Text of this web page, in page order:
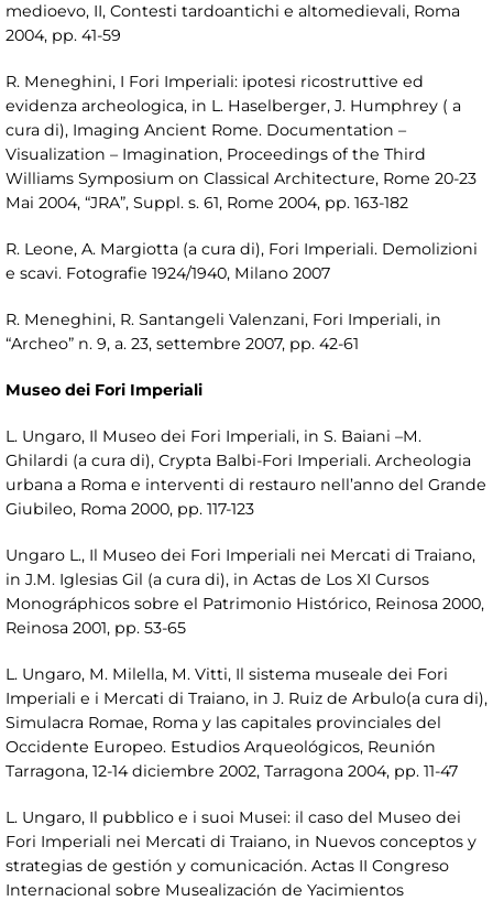
medioevo, II, Contesti tardoantichi e altomedievali, Roma
2004, pp. 41-59
R. Meneghini, I Fori Imperiali: ipotesi ricostruttive ed
evidenza archeologica, in L. Haselberger, J. Humphrey ( a
cura di), Imaging Ancient Rome. Documentation –
Visualization – Imagination, Proceedings of the Third
Williams Symposium on Classical Architecture, Rome 20-23
Mai 2004, “JRA”, Suppl. s. 61, Rome 2004, pp. 163-182
R. Leone, A. Margiotta (a cura di), Fori Imperiali. Demolizioni
e scavi. Fotografie 1924/1940, Milano 2007
R. Meneghini, R. Santangeli Valenzani, Fori Imperiali, in
“Archeo” n. 9, a. 23, settembre 2007, pp. 42-61
Museo dei Fori Imperiali
L. Ungaro, Il Museo dei Fori Imperiali, in S. Baiani –M.
Ghilardi (a cura di), Crypta Balbi-Fori Imperiali. Archeologia
urbana a Roma e interventi di restauro nell’anno del Grande
Giubileo, Roma 2000, pp. 117-123
Ungaro L., Il Museo dei Fori Imperiali nei Mercati di Traiano,
in J.M. Iglesias Gil (a cura di), in Actas de Los XI Cursos
Monográphicos sobre el Patrimonio Histórico, Reinosa 2000,
Reinosa 2001, pp. 53-65
L. Ungaro, M. Milella, M. Vitti, Il sistema museale dei Fori
Imperiali e i Mercati di Traiano, in J. Ruiz de Arbulo(a cura di),
Simulacra Romae, Roma y las capitales provinciales del
Occidente Europeo. Estudios Arqueológicos, Reunión
Tarragona, 12-14 diciembre 2002, Tarragona 2004, pp. 11-47
L. Ungaro, Il pubblico e i suoi Musei: il caso del Museo dei
Fori Imperiali nei Mercati di Traiano, in Nuevos conceptos y
strategias de gestión y comunicación. Actas II Congreso
Internacional sobre Musealización de Yacimientos